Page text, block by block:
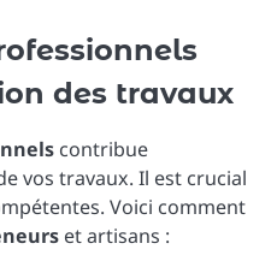
des travaux
contribue
vos travaux. Il est crucial
Voici comment
et artisans :